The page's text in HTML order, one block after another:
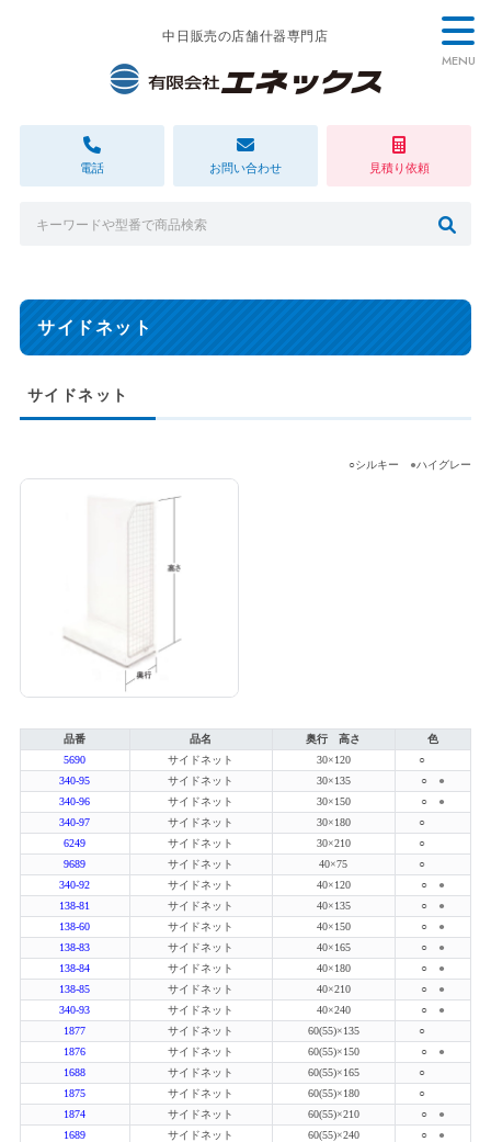
中日販売の店舗什器専門店
電話 お問い合わせ 見積り依頼
MENU
サイドネット
サイドネット
○シルキー ●ハイグレー
品番 品名 奥行 高さ
色
5690
サイドネット 30×120
○
340-95
サイドネット 30×135 ○ ●
340-96
サイドネット 30×150 ○ ●
340-97
サイドネット 30×180
○
6249
サイドネット 30×210
○
9689
サイドネット 40×75
○
340-92
サイドネット 40×120 ○ ●
138-81
サイドネット 40×135 ○ ●
138-60
サイドネット 40×150 ○ ●
138-83
サイドネット 40×165 ○ ●
138-84
サイドネット 40×180 ○ ●
138-85
サイドネット 40×210 ○ ●
340-93
サイドネット 40×240 ○ ●
1877
サイドネット 60(55)×135
○
1876
サイドネット 60(55)×150 ○ ●
1688
サイドネット 60(55)×165
○
1875
サイドネット 60(55)×180
○
1874
サイドネット 60(55)×210 ○ ●
1689
サイドネット 60(55)×240 ○ ●